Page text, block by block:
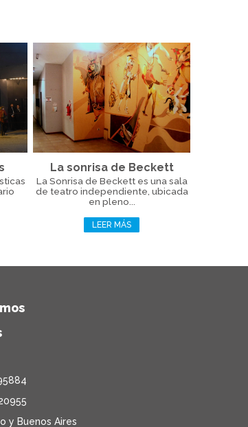
La sonrisa de Beckett
La Sonrisa de Beckett es una sala
de teatro independiente, ubicada
en pleno...
LEER MÁS
y Buenos Aires